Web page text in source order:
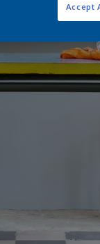
Accept